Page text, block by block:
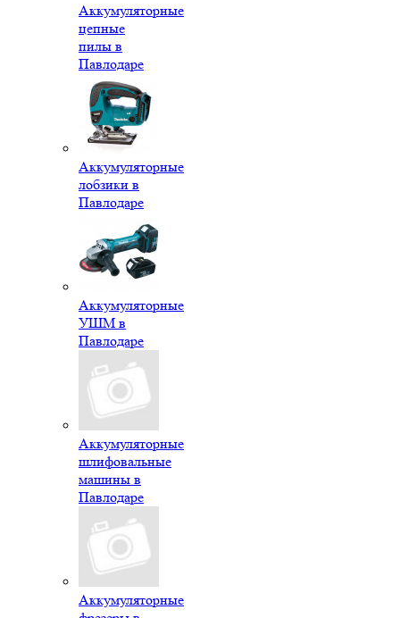
Аккумуляторные
цепные
пилы в
Павлодаре
Аккумуляторные
лобзики в
Павлодаре
Аккумуляторные
УШМ в
Павлодаре
Аккумуляторные
шлифовальные
машины в
Павлодаре
Аккумуляторные